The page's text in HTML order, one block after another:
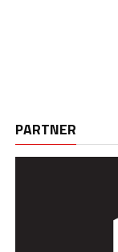
PARTNER